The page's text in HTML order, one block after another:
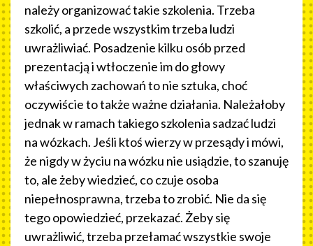
należy organizować takie szkolenia. Trzeba
szkolić, a przede wszystkim trzeba ludzi
uwrażliwiać. Posadzenie kilku osób przed
prezentacją i wtłoczenie im do głowy
właściwych zachowań to nie sztuka, choć
oczywiście to także ważne działania. Należałoby
jednak w ramach takiego szkolenia sadzać ludzi
na wózkach. Jeśli ktoś wierzy w przesądy i mówi,
że nigdy w życiu na wózku nie usiądzie, to szanuję
to, ale żeby wiedzieć, co czuje osoba
niepełnosprawna, trzeba to zrobić. Nie da się
tego opowiedzieć, przekazać. Żeby się
uwrażliwić, trzeba przełamać wszystkie swoje